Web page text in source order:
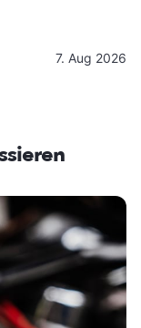
7. Aug 2026